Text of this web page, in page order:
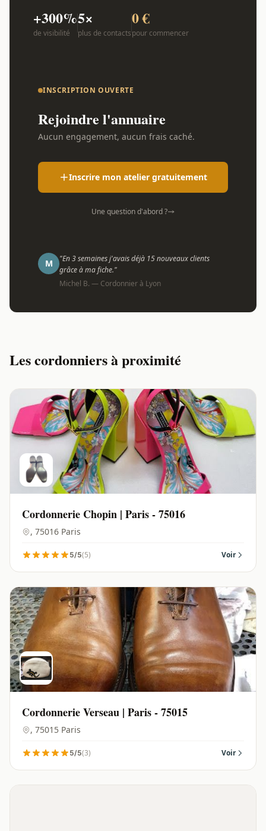
+300%
de visibilité
5×
plus de contacts
0 €
pour commencer
INSCRIPTION OUVERTE
Rejoindre l'annuaire
Aucun engagement, aucun frais caché.
Inscrire mon atelier gratuitement
Une question d'abord ?
M
"En 3 semaines j'avais déjà 15 nouveaux clients
grâce à ma fiche."
Michel B. — Cordonnier à Lyon
Les cordonniers à proximité
Cordonnerie Chopin | Paris - 75016
, 75016 Paris
5/5(5) Voir
Cordonnerie Verseau | Paris - 75015
, 75015 Paris
5/5(3) Voir